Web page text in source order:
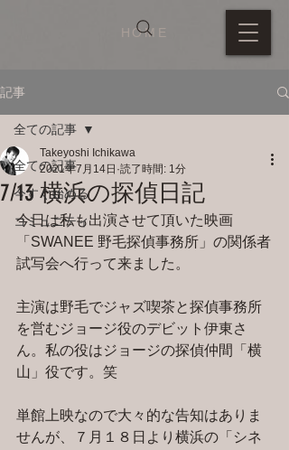
HOME
記事
全ての記事
今すぐ始める
コミュニティ
全ての記事
7/13 横浜の探偵日記
Takeyoshi Ichikawa
2021年7月14日 読了時間: 1分
今日は私も出演させて頂いた映画
「SWANEE 野毛探偵事務所」の関係者
試写会へ行って来ました。
主演は野毛でジャズ喫茶と探偵事務所
を営むジョージ役のデビット伊東さ
ん。私の役はジョージの探偵仲間「横
山」役です。笑
単館上映なので大々的な告知はありま
せんが、７月１８日より横浜の「シネ